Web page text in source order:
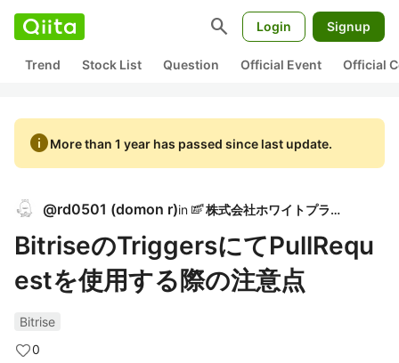
search Login Signup
Trend Stock List Question Official Event Official
infoMore than 1 year has passed since last update.
@rd0501 (domon r)in 株式会社ホワイトプラス
BitriseのTriggersにてPullRequ
estを使用する際の注意点
Bitrise
0